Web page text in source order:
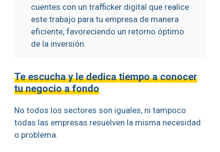
cuentes con un trafficker digital que realice
este trabajo para tu empresa de manera
eficiente, favoreciendo un retorno óptimo
de la inversión.
Te escucha y le dedica tiempo a conocer
tu negocio a fondo
No todos los sectores son iguales, ni tampoco
todas las empresas resuelven la misma necesidad
o problema.